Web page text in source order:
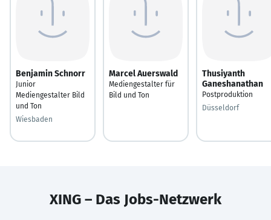
Benjamin Schnorr
Junior
Mediengestalter Bild
und Ton
Wiesbaden
Marcel Auerswald
Mediengestalter für
Bild und Ton
Thusiyanth
Ganeshanathan
Postproduktion
Düsseldorf
XING – Das Jobs-Netzwerk